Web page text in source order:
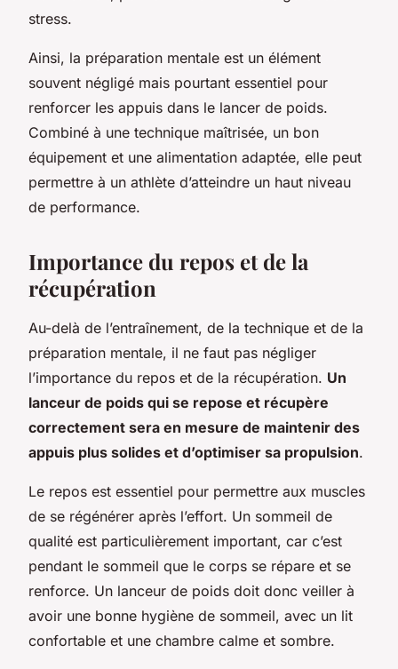
stress.
Ainsi, la préparation mentale est un élément
souvent négligé mais pourtant essentiel pour
renforcer les appuis dans le lancer de poids.
Combiné à une technique maîtrisée, un bon
équipement et une alimentation adaptée, elle peut
permettre à un athlète d’atteindre un haut niveau
de performance.
Importance du repos et de la
récupération
Au-delà de l’entraînement, de la technique et de la
préparation mentale, il ne faut pas négliger
l’importance du repos et de la récupération. Un
lanceur de poids qui se repose et récupère
correctement sera en mesure de maintenir des
appuis plus solides et d’optimiser sa propulsion.
Le repos est essentiel pour permettre aux muscles
de se régénérer après l’effort. Un sommeil de
qualité est particulièrement important, car c’est
pendant le sommeil que le corps se répare et se
renforce. Un lanceur de poids doit donc veiller à
avoir une bonne hygiène de sommeil, avec un lit
confortable et une chambre calme et sombre.